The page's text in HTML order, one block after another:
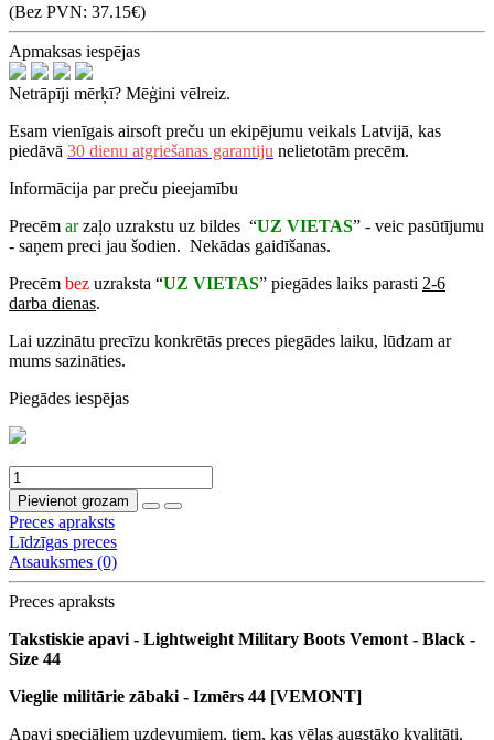
(Bez PVN: 37.15€)
Apmaksas iespējas
Netrāpīji mērķī? Mēģini vēlreiz.
Esam vienīgais airsoft preču un ekipējumu veikals Latvijā, kas
piedāvā 30 dienu atgriešanas garantiju nelietotām precēm.
Informācija par preču pieejamību
Precēm arzaļo uzrakstu uz bildes “UZ VIETAS” - veic pasūtījumu
- saņem preci jau šodien. Nekādas gaidīšanas.
Precēm bez uzraksta “UZ VIETAS” piegādes laiks parasti 2-6
darba dienas.
Lai uzzinātu precīzu konkrētās preces piegādes laiku, lūdzam ar
mums sazināties.
Piegādes iespējas
Pievienot grozam
Preces apraksts
Līdzīgas preces
Atsauksmes (0)
Preces apraksts
Takstiskie apavi - Lightweight Military Boots Vemont - Black -
Size 44
Vieglie militārie zābaki - Izmērs 44 [VEMONT]
Apavi speciāliem uzdevumiem, tiem, kas vēlas augstāko kvalitāti,